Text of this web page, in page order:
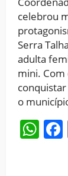
celebrou
Serra
adulta
mini.
o